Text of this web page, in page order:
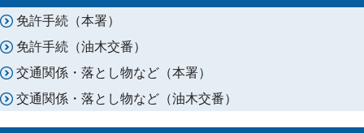
免許手続（本署）
免許手続（油木交番）
交通関係・落とし物など（本署）
交通関係・落とし物など（油木交番）